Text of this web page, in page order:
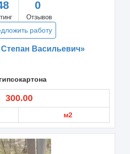
0
Отзывов
работу
Васильевич»
300.00
м2